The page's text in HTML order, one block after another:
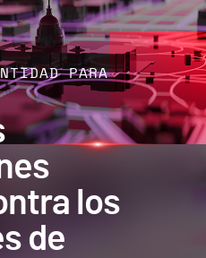
PARA
los
de